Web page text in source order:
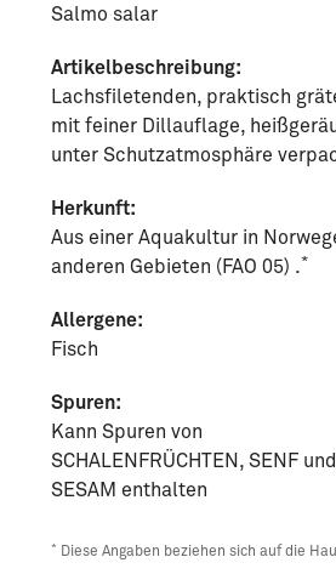
Salmo salar
Artikelbeschreibung:
Lachsfiletenden, praktisch
mit feiner Dillauflage,
unter Schutzatmosphäre
Herkunft:
Aus einer Aquakultur in
anderen Gebieten (FAO 05) .*
Allergene:
Fisch
Spuren:
Kann Spuren von
SCHALENFRÜCHTEN, SENF und
SESAM enthalten
* Diese Angaben beziehen sich auf die